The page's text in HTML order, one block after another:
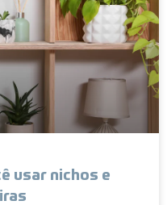
usar nichos e